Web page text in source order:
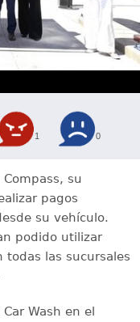
1 0
su
pagos
su vehículo.
podido utilizar
todas las sucursales
Wash en el